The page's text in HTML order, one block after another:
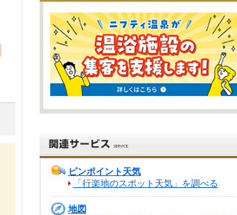
ピンポイント天気
「行楽地のスポット天気」を調べる
地図